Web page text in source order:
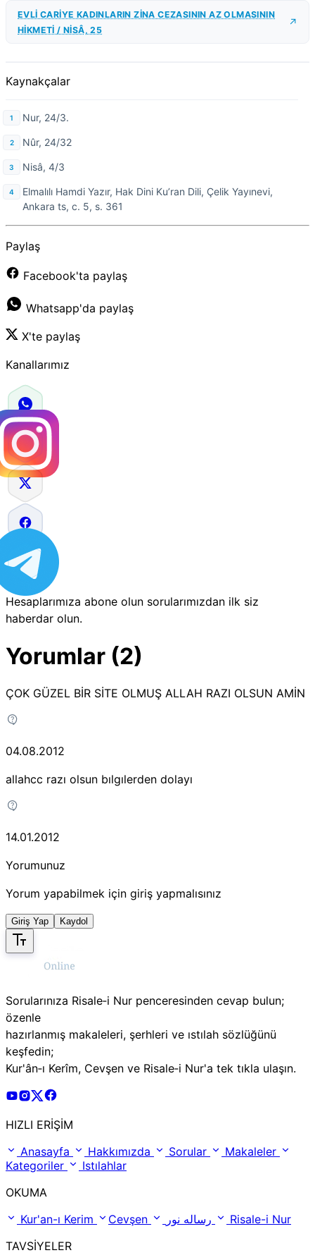
EVLİ CARİYE KADINLARIN ZİNA CEZASININ AZ OLMASININ
HİKMETİ / NİSÂ, 25
Kaynakçalar
Nur, 24/3.
Nûr, 24/32
Nisâ, 4/3
Elmalılı Hamdi Yazır, Hak Dini Ku’ran Dili, Çelik Yayınevi,
Ankara ts, c. 5, s. 361
Paylaş
Facebook'ta paylaş
Whatsapp'da paylaş
X'te paylaş
Kanallarımız
Hesaplarımıza abone olun sorularımızdan ilk siz
haberdar olun.
Yorumlar (2)
ÇOK GÜZEL BİR SİTE OLMUŞ ALLAH RAZI OLSUN AMİN
04.08.2012
allahcc razı olsun bılgılerden dolayı
14.01.2012
Yorumunuz
Yorum yapabilmek için giriş yapmalısınız
Giriş Yap Kaydol
Sorularınıza Risale‑i Nur penceresinden cevap bulun;
özenle
hazırlanmış makaleleri, şerhleri ve ıstılah sözlüğünü
keşfedin;
Kur'ân‑ı Kerîm, Cevşen ve Risale‑i Nur'a tek tıkla ulaşın.
Risale Online Youtube Hesabı
Risale Online Instagram Hesabı
Risale Online X Hesabı
HIZLI ERİŞİM
Anasayfa
Hakkımızda Sorular
Makaleler
Kategoriler
Istılahlar
OKUMA
Kur'an-ı Kerim
Cevşen
Risale-i Nur
TAVSİYELER